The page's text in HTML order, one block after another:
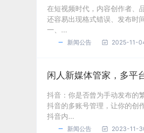
在短视频时代，内容创作者、
还容易出现格式错误、发布时
一、...
新闻公告 2025-11-
闲人新媒体管家，多平
抖音：你是否曾为手动发布的
抖音的多账号管理，让你的创
抖音内...
新闻公告 2023-11-